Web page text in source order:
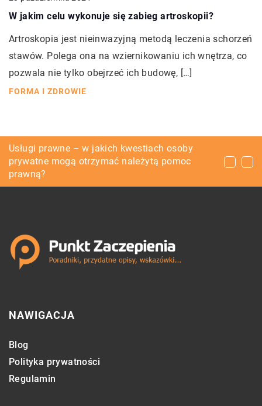
W jakim celu wykonuje się zabieg artroskopii?
Artroskopia jest nieinwazyjną metodą leczenia schorzeń
stawów. Polega ona na wziernikowaniu ich wnętrza, co
pozwala nie tylko obejrzeć ich budowę, […]
FORMA I ZDROWIE
Za pomocą jakich rozwiązań można otrzymać
potrzebne części do maszyn przemysłowych?
Usługi prawne – w jakich kwestiach osoby
prywatne mogą otrzymać należytą pomoc
prawną?
Wibratory do betonu – wszystko co musisz
wiedzieć
NAWIGACJA
Blog
Polityka prywatności
Regulamin